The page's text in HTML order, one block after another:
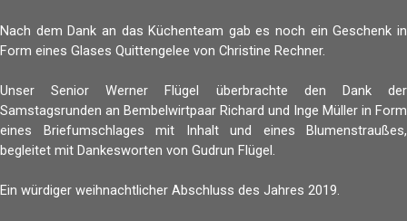
Nach dem Dank an das Küchenteam gab es noch ein Geschenk in
Form eines Glases Quittengelee von Christine Rechner.
Unser Senior Werner Flügel überbrachte den Dank der
Samstagsrunden an Bembelwirtpaar Richard und Inge Müller in Form
eines Briefumschlages mit Inhalt und eines Blumenstraußes,
begleitet mit Dankesworten von Gudrun Flügel.
Ein würdiger weihnachtlicher Abschluss des Jahres 2019.